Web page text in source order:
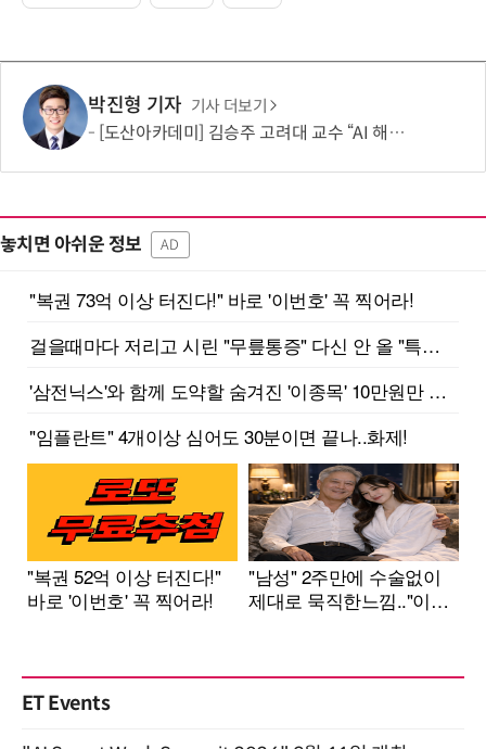
박진형 기자 기사 더보기
[도산아카데미] 김승주 고려대 교수 “AI 해킹은 AI로 막아야…망분리 정책 바꿔야”
놓치면 아쉬운 정보 AD
ET Events